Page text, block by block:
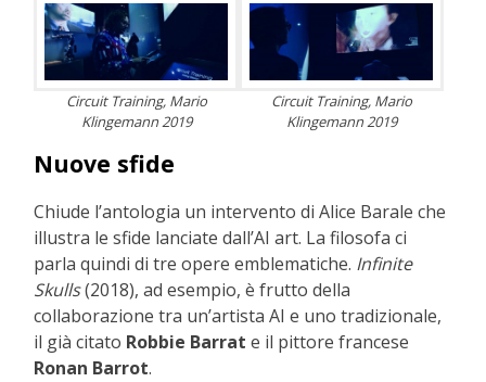
Circuit Training, Mario
Klingemann 2019
Circuit Training, Mario
Klingemann 2019
Nuove sfide
Chiude l’antologia un intervento di Alice Barale che
illustra le sfide lanciate dall’AI art. La filosofa ci
parla quindi di tre opere emblematiche. Infinite
Skulls(2018), ad esempio, è frutto della
collaborazione tra un’artista AI e uno tradizionale,
il già citato Robbie Barrat e il pittore francese
Ronan Barrot.